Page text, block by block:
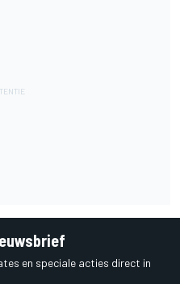
en speciale acties direct in